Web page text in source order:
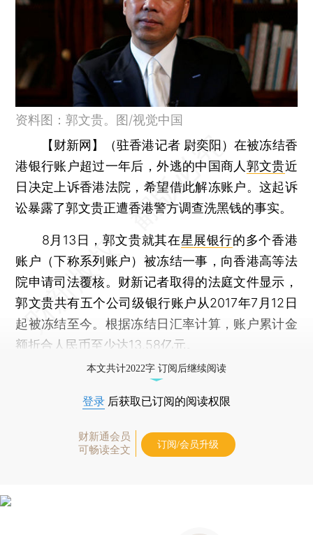
资料图：郭文贵。图/视觉中国
【财新网】（驻香港记者 尉奕阳）在被冻结香
港银行账户超过一年后，外逃的中国商人 郭文贵近
日决定上诉香港法院，希望借此解冻账户。这起诉
讼暴露了郭文贵正遭香港警方调查洗黑钱的事实。
8月13日，郭文贵就其在星展银行的多个香港
账户（下称系列账户）被冻结一事，向香港高等法
院申请司法覆核。财新记者取得的法庭文件显示，
郭文贵共有五个公司级银行账户从2017年7月12日
起被冻结至今。根据冻结日汇率计算，账户累计金
额折合人民币至少达13.58亿元。
本文共计2022字 订阅后继续阅读
登录 后获取已订阅的阅读权限
财新通会员
可畅读全文
订阅/会员升级